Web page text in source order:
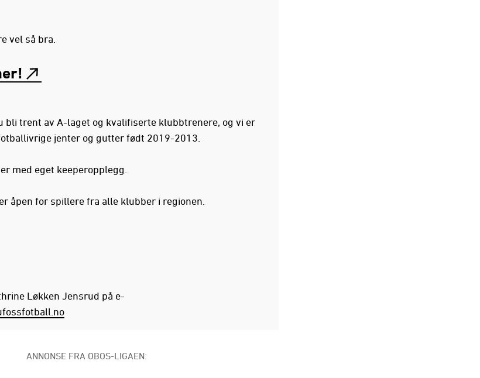
vel så bra.
bli trent av A-laget og kvalifiserte klubbtrenere, og vi er
jenter og gutter født 2019-2013.
med eget keeperopplegg.
åpen for spillere fra alle klubber i regionen.
Løkken Jensrud på e-
ANNONSE FRA OBOS-LIGAEN: